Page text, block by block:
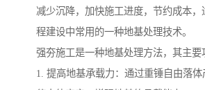
减少沉降，加快施工进度，节约成本，
程建设中常用的一种地基处理技术。
强夯施工是一种地基处理方法，其主要
1. 提高地基承载力：通过重锤自由落体